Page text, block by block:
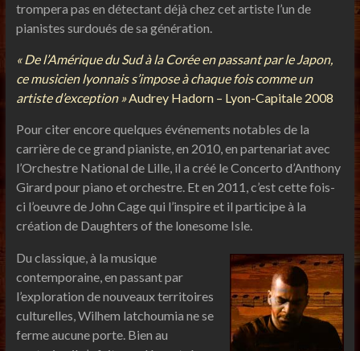
trompera pas en détectant déjà chez cet artiste l’un de
pianistes surdoués de sa génération.
« De l’Amérique du Sud à la Corée en passant par le Japon,
ce musicien lyonnais s’impose à chaque fois comme un
artiste d’exception »Audrey Hadorn – Lyon-Capitale 2008
Pour citer encore quelques événements notables de la
carrière de ce grand pianiste, en 2010, en partenariat avec
l’Orchestre National de Lille, il a créé le Concerto d’Anthony
Girard pour piano et orchestre. Et en 2011, c’est cette fois-
ci l’oeuvre de John Cage qui l’inspire et il participe à la
création de Daughters of the lonesome Isle.
Du classique, à la musique
contemporaine, en passant par
l’exploration de nouveaux territoires
culturelles, Wilhem latchoumia ne se
ferme aucune porte. Bien au